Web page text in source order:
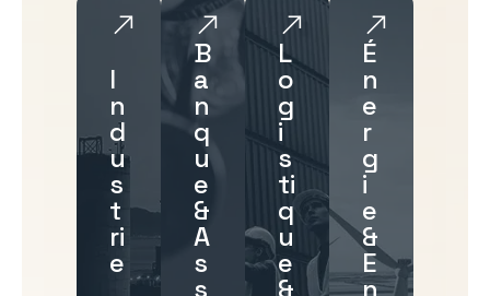
I
n
d
u
s
t
ri
e
B
a
n
q
u
e
&
A
s
s
L
o
g
i
s
ti
q
u
e
&
É
n
e
r
g
i
e
&
E
n